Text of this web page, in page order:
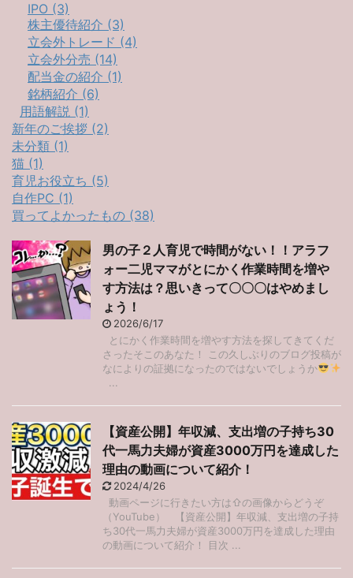
IPO (3)
株主優待紹介 (3)
立会外トレード (4)
立会外分売 (14)
配当金の紹介 (1)
銘柄紹介 (6)
用語解説 (1)
新年のご挨拶 (2)
未分類 (1)
猫 (1)
育児お役立ち (5)
自作PC (1)
買ってよかったもの (38)
男の子２人育児で時間がない！！アラフ
ォー二児ママがとにかく作業時間を増や
す方法は？思いきって〇〇〇はやめまし
ょう！
2026/6/17
とにかく作業時間を増やす方法を探してきてくだ
さったそこのあなた！ この久しぶりのブログ投稿が
なによりの証拠になったのではないでしょうか
...
【資産公開】年収減、支出増の子持ち30
代一馬力夫婦が資産3000万円を達成した
理由の動画について紹介！
2024/4/26
動画ページに行きたい方は⇧の画像からどうぞ
（YouTube） 【資産公開】年収減、支出増の子持
ち30代一馬力夫婦が資産3000万円を達成した理由
の動画について紹介！ 目次 ...